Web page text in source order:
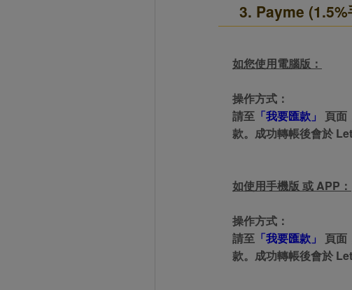
每人單一帳號每日只可簽到1次，逾期不
本月每完成簽到7次，系統會即時發放「
會員需完成手機認證才可參加本活動，
Letao Dollar使用期限至發放後第30日之
Letao Dollar可於「JDirectItems
Letao Dollar不可用於購買商品為「門
Letao 保有所有變更、修改或提前終止
3. Payme (1.5%
如您使用電腦版：
操作方式：
請至 「我要匯款」
頁面
款。成功轉帳後會於
如使用手機版 或 APP：
操作方式：
請至 「我要匯款」
頁面
款。成功轉帳後會於